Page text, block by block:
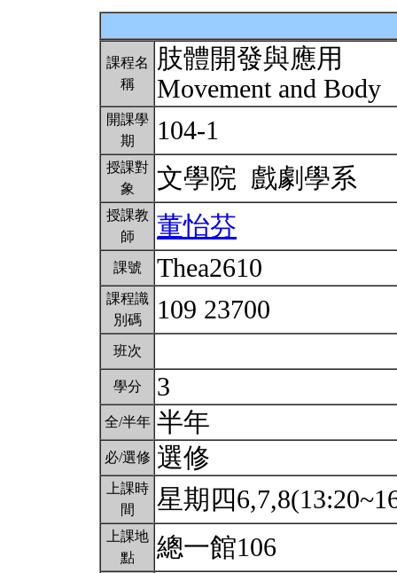
課程名
稱
肢體開發與應用
Movement and Body
開課學
期
104-1
授課對
象
文學院 戲劇學系
授課教
師
董怡芬
課號 Thea2610
課程識
別碼
109 23700
班次
學分 3
全/半年 半年
必/選修 選修
上課時
間
星期四
上課地
點
總一館106